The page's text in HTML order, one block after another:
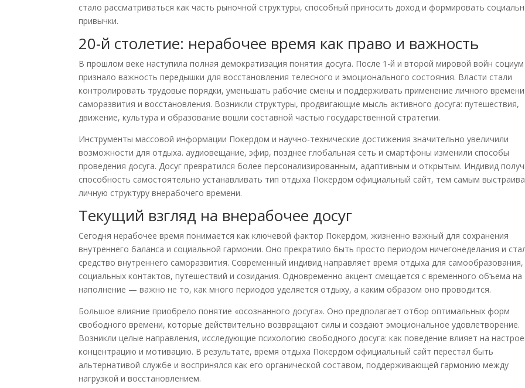
стало рассматриваться как часть рыночной структуры, способный приносить доход и формировать
привычки.
20-й столетие: нерабочее время как право и важность
В прошлом веке наступила полная демократизация понятия досуга. После 1-й и второй мировой войн социум
признало важность передышки для восстановления телесного и эмоционального состояния. Власти стали
контролировать трудовые порядки, уменьшать рабочие смены и поддерживать применение личного
саморазвития и восстановления. Возникли структуры, продвигающие мысль активного досуга: путешествия,
движение, культура и образование вошли составной частью государственной стратегии.
Инструменты массовой информации Покердом и научно-технические достижения значительно увеличили
возможности для отдыха. аудиовещание, эфир, позднее глобальная сеть и смартфоны изменили способы
проведения досуга. Досуг превратился более персонализированным, адаптивным и открытым. Индивид
способность самостоятельно устанавливать тип отдыха Покердом официальный сайт, тем самым
личную структуру внерабочего времени.
Текущий взгляд на внерабочее досуг
Сегодня нерабочее время понимается как ключевой фактор Покердом, жизненно важный для сохранения
внутреннего баланса и социальной гармонии. Оно прекратило быть просто периодом ничегонеделания и
средство внутреннего саморазвития. Современный индивид направляет время отдыха для самообразования,
социальных контактов, путешествий и созидания. Одновременно акцент смещается с временного объема на
наполнение — важно не то, как много периодов уделяется отдыху, а каким образом оно проводится.
Большое влияние приобрело понятие «осознанного досуга». Оно предполагает отбор оптимальных форм
свободного времени, которые действительно возвращают силы и создают эмоциональное удовлетворение.
Возникли целые направления, исследующие психологию свободного досуга: как поведение влияет на
концентрацию и мотивацию. В результате, время отдыха Покердом официальный сайт перестал быть
альтернативой службе и воспринялся как его органической составом, поддерживающей гармонию между
нагрузкой и восстановлением.